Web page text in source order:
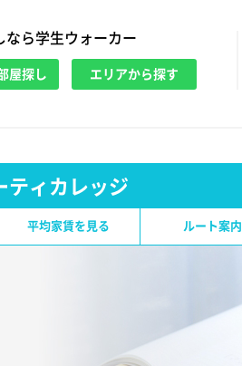
ら学生ウォーカー
屋探し エリアから探す
ティカレッジ
平均家賃を見る ルート案内